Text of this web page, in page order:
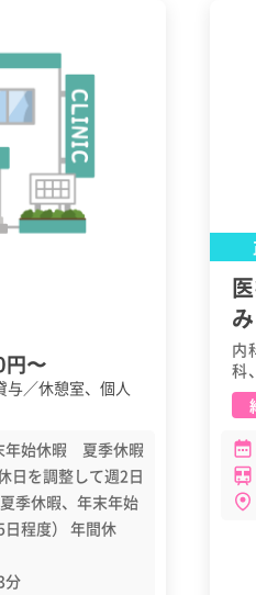
〜
与／休憩室、個人
始休暇 夏季休暇
日を調整して週2日
季休暇、年末年始
程度） 年間休
分
内
科